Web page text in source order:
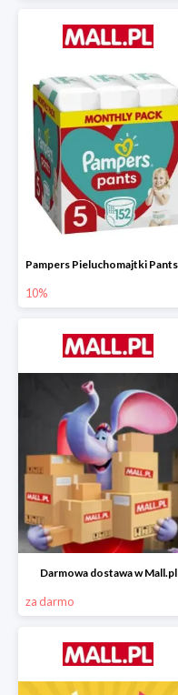
10%
Darmowa dostawa w Mall.pl
za darmo